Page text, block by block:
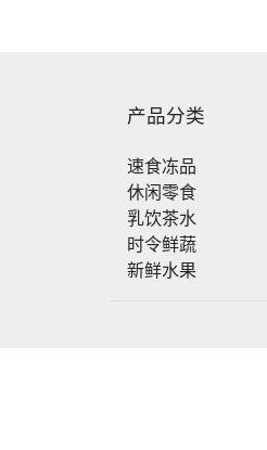
产品分类
速食冻品
休闲零食
乳饮茶水
时令鲜蔬
新鲜水果